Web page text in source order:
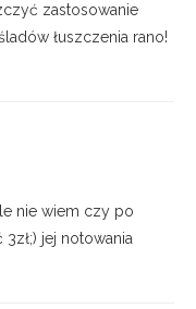
zastosowanie
łuszczenia rano!
nie wiem czy po
jej notowania